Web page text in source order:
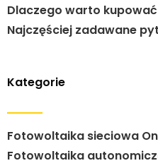
Dlaczego warto
Najczęściej zadawane
Kategorie
Fotowoltaika sieciowa
Fotowoltaika